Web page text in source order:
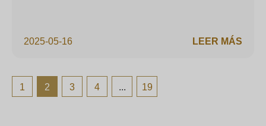
2025-05-16 LEER MÁS
1 2 3 4 ... 19